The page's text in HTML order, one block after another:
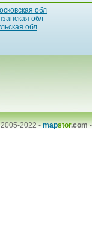
обл
обл
обл
2022 -mapstor.com